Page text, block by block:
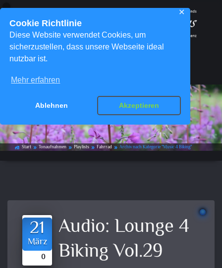
Cookie Richtlinie
Diese Website verwendet Cookies, um
sicherzustellen, dass unsere Webseite ideal
nutzbar ist.
Mehr erfahren
Ablehnen Akzeptieren
✕
Kategorie-Archiv:Music 4 Biking
home_work Start double_arrow Tonaufnahmen double_arrow Playlists double_arrow Fahrrad double_arrow Archiv nach Kategorie "Music 4 Biking"
21
März
0
Audio: Lounge 4
Biking Vol.29